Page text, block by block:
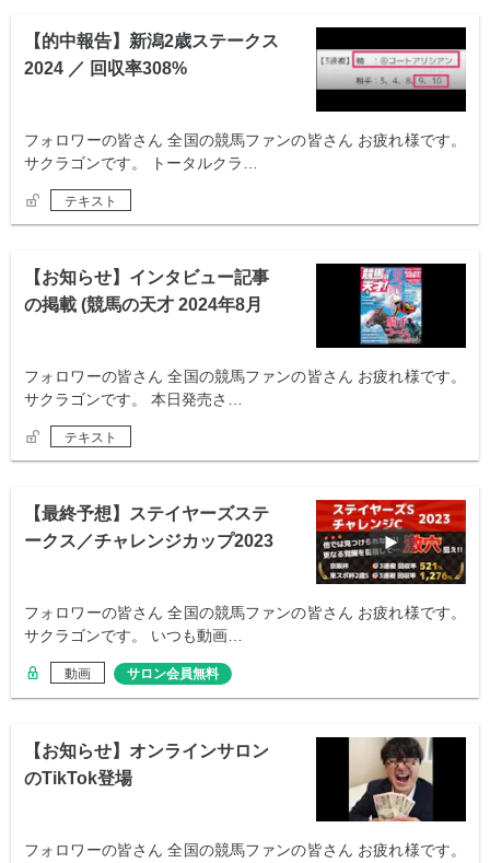
【的中報告】新潟2歳ステークス
2024 ／ 回収率308%
フォロワーの皆さん 全国の競馬ファンの皆さん お疲れ様です。
サクラゴンです。 トータルクラ…
テキスト
【お知らせ】インタビュー記事
の掲載 (競馬の天才 2024年8月
フォロワーの皆さん 全国の競馬ファンの皆さん お疲れ様です。
サクラゴンです。 本日発売さ…
テキスト
【最終予想】ステイヤーズステ
ークス／チャレンジカップ2023
フォロワーの皆さん 全国の競馬ファンの皆さん お疲れ様です。
サクラゴンです。 いつも動画…
動画 サロン会員無料
【お知らせ】オンラインサロン
のTikTok登場
フォロワーの皆さん 全国の競馬ファンの皆さん お疲れ様です。